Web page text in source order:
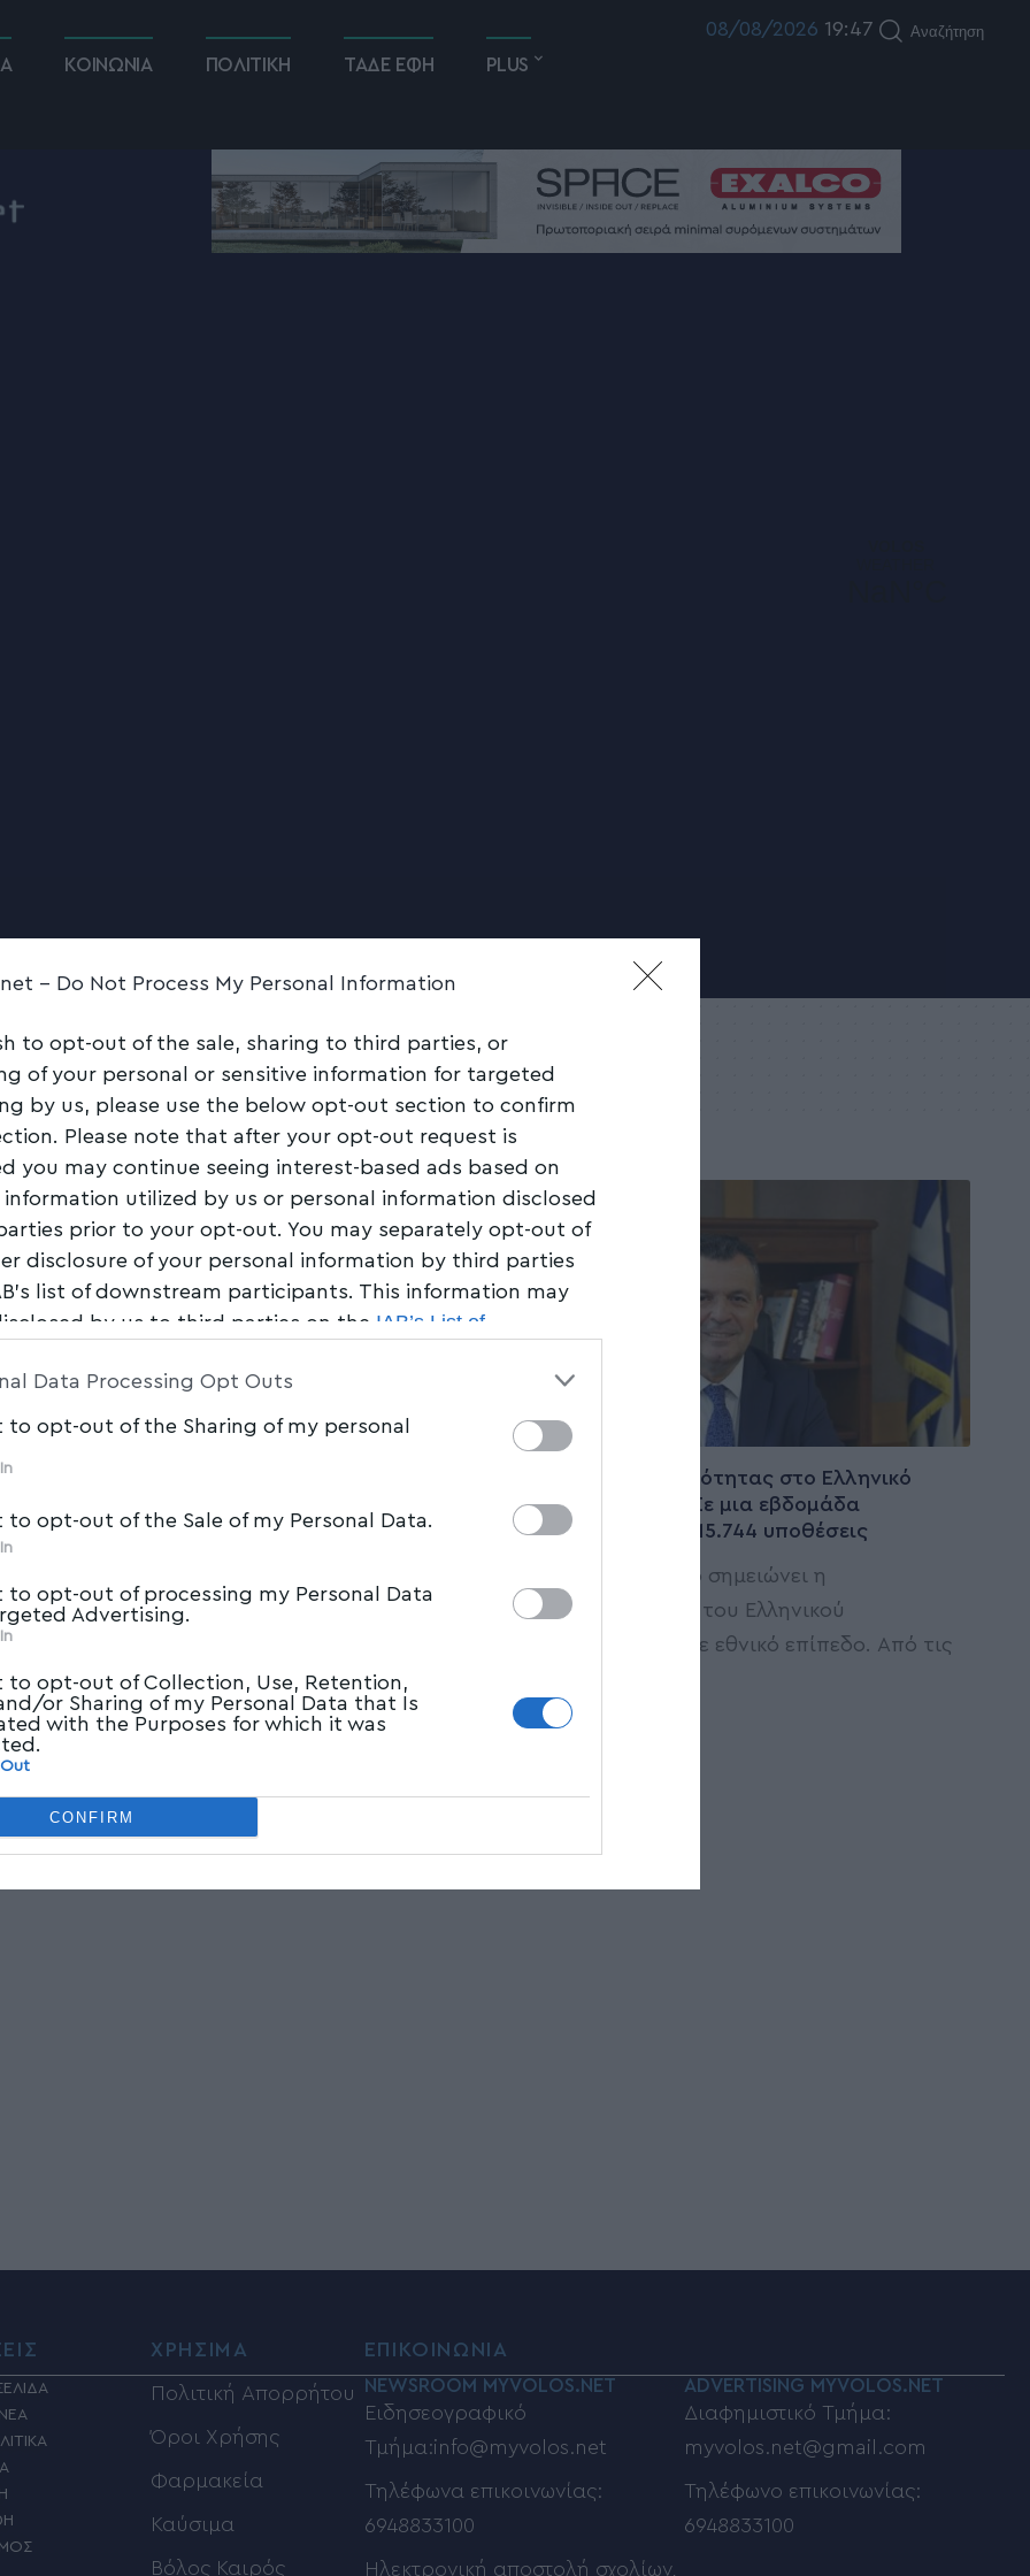
- Do Not Process My Personal Information
to opt-out of the sale, sharing to third parties, or
of your personal or sensitive information for targeted
by us, please use the below opt-out section to confirm
Please note that after your opt-out request is
you may continue seeing interest-based ads based on
information utilized by us or personal information disclosed
prior to your opt-out. You may separately opt-out of
disclosure of your personal information by third parties
list of downstream participants. This information may
by us to third parties on the IAB’s List of
Data Processing Opt Outs
to opt-out of the Sharing of my personal
to opt-out of the Sale of my Personal Data.
to opt-out of processing my Personal Data
Advertising.
to opt-out of Collection, Use, Retention,
or Sharing of my Personal Data that Is
with the Purposes for which it was
CONFIRM
ΚΟΙΝΩΝΙΑ ΠΟΛΙΤΙΚΗ ΤΑΔΕ ΕΦΗ PLUS
08/08/2026 19:47 Αναζήτηση
ΤΟΠΙΚΑ ΝΕΑ
Μαγνησίας
Ψηφιακής Διακυβέρνησης και βουλευτής
Newsroom 29/05/2025
ΤΟΠΙΚΑ ΝΕΑ
Ρεκόρ παραγωγικότητας στο Ελληνικό
Κτηματολόγιο – Σε μια εβδομάδα
ολοκληρώθηκαν 15.744 υποθέσεις
Θεαματική άνοδο σημειώνει η
παραγωγικότητα του Ελληνικού
Κτηματολογίου σε εθνικό επίπεδο. Από τις
Newsroom
ΧΡΗΣΙΜΑ
Πολιτική Απορρήτου
Όροι Χρήσης
Φαρμακεία
Καύσιμα
Βόλος Καιρός
ΕΠΙΚΟΙΝΩΝΙΑ
NEWSROOM MYVOLOS.NET
Ειδησεογραφικό
Τμήμα:info@myvolos.net
Τηλέφωνα επικοινωνίας:
6948833100
Ηλεκτρονική αποστολή σχολίων,
ADVERTISING MYVOLOS.NET
Διαφημιστικό Τμήμα:
myvolos.net@gmail.com
Τηλέφωνο επικοινωνίας:
6948833100